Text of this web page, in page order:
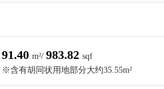
91.40 m²/ 983.82 sqf
※含有胡同状用地部分大约35.55m²